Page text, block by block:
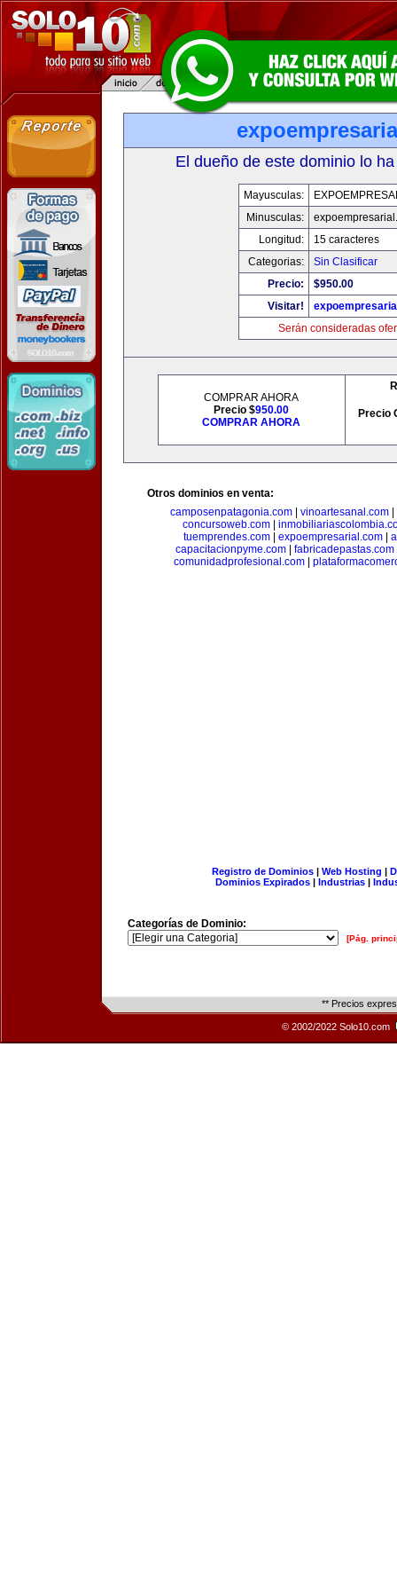
El dueño de este dominio lo
Mayusculas:
Minusculas:
Longitud:
15 caracteres
Categorias:
Sin Clasificar
Precio:
$950.00
Visitar!
Serán consideradas
COMPRAR AHORA
Precio $950.00
COMPRAR AHORA
Precio
Otros dominios en venta:
camposenpatagonia.com| vinoartesanal.com|
concursoweb.com
tuemprendes.com
expoempresarial.com
capacitacionpyme.com
fabricadepastas.com
comunidadprofesional.com|
Registro de Dominios| Web Hosting |
Dominios Expirados | Industrias |
Categorías de Dominio:
[Pág.
** Precios
© 2002/2022 Solo10.com